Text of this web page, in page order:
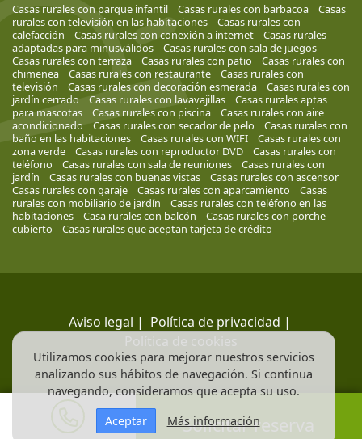
Solicitar reserva
Casas rurales con parque infantil Casas rurales con barbacoa
Casas
rurales con televisión en las habitaciones
Casas rurales con
calefacción
Casas rurales con conexión a internet
Casas rurales
adaptadas para minusválidos
Casas rurales con sala de juegos
Casas rurales con terraza
Casas rurales con patio
Casas rurales con
chimenea
Casas rurales con restaurante
Casas rurales con
televisión
Casas rurales con decoración esmerada
Casas rurales con
jardín cerrado
Casas rurales con lavavajillas
Casas rurales aptas
para mascotas
Casas rurales con piscina
Casas rurales con aire
acondicionado
Casas rurales con secador de pelo
Casas rurales con
baño en las habitaciones
Casas rurales con WIFI
Casas rurales con
zona verde
Casas rurales con reproductor DVD
Casas rurales con
teléfono
Casas rurales con sala de reuniones
Casas rurales con
jardín
Casas rurales con buenas vistas
Casas rurales con ascensor
Casas rurales con garaje
Casas rurales con aparcamiento
Casas
rurales con mobiliario de jardín
Casas rurales con teléfono en las
habitaciones
Casa rurales con balcón
Casas rurales con porche
cubierto
Casas rurales que aceptan tarjeta de crédito
Aviso legal | Política de privacidad |
Política de cookies
Utilizamos cookies para mejorar nuestros servicios
analizando sus hábitos de navegación. Si continua
navegando, consideramos que acepta su uso.
Aceptar
Más información